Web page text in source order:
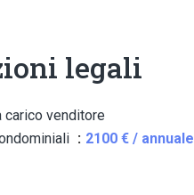
legali
carico venditore
2100 € / annuale